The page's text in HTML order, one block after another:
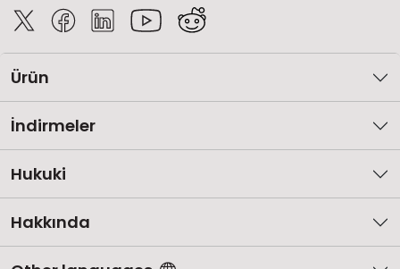
Ürün
İndirmeler
Hukuki
Hakkında